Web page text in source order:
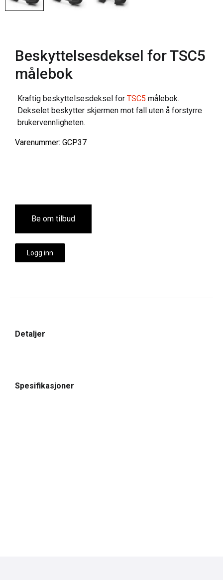
Beskyttelsesdeksel for TSC5
målebok
Kraftig beskyttelsesdeksel for TSC5 målebok.
Dekselet beskytter skjermen mot fall uten å forstyrre
brukervennligheten.
Varenummer: GCP37
Be om tilbud
Logg inn
Detaljer
Spesifikasjoner